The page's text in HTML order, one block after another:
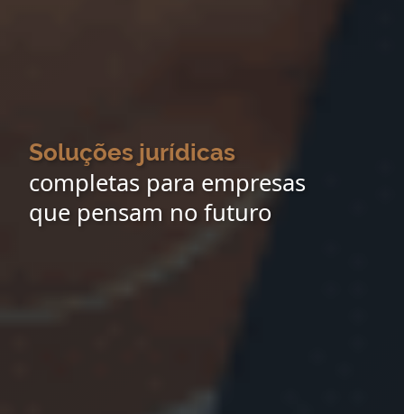
Soluções jurídicas
completas para empresas
que pensam no futuro